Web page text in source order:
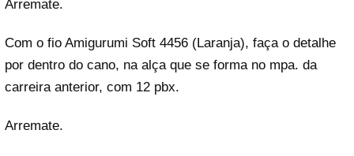
Arremate.
Com o fio Amigurumi Soft 4456 (Laranja), faça o detalhe
por dentro do cano, na alça que se forma no mpa. da
carreira anterior, com 12 pbx.
Arremate.